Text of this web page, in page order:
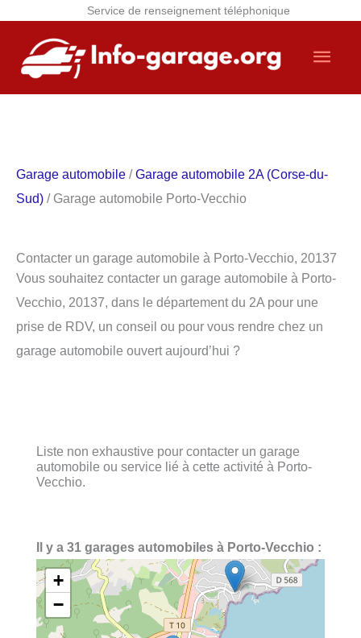
Service de renseignement téléphonique
contenu
Garage automobile /Garage automobile 2A (Corse-du-
Sud) / Garage automobile Porto-Vecchio
Contacter un garage automobile à Porto-Vecchio, 20137
Vous souhaitez contacter un garage automobile à Porto-
Vecchio, 20137, dans le département du 2A pour une
prise de RDV, un conseil ou pour vous rendre chez un
garage automobile ouvert aujourd’hui ?
Liste non exhaustive pour contacter un garage
automobile ou service lié à cette activité à Porto-
Vecchio.
Il y a 31 garages automobiles à Porto-Vecchio :
+
−